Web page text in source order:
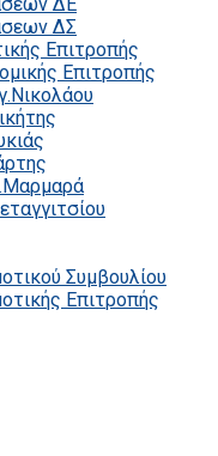
ΔΣ
Επιτροπής
Επιτροπής
Συμβουλίου
Επιτροπής